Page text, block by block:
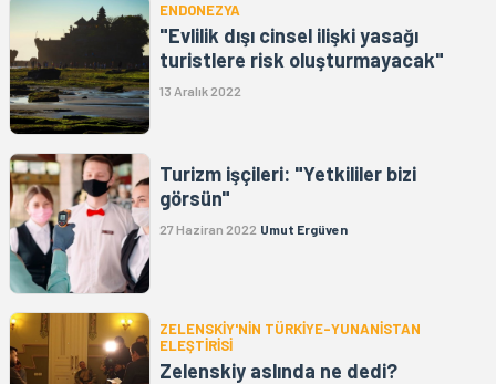
ENDONEZYA
"Evlilik dışı cinsel ilişki yasağı
turistlere risk oluşturmayacak"
13 Aralık 2022
Turizm işçileri: "Yetkililer bizi
görsün"
27 Haziran 2022 Umut Ergüven
ZELENSKİY'NİN TÜRKİYE-YUNANİSTAN
ELEŞTİRİSİ
Zelenskiy aslında ne dedi?